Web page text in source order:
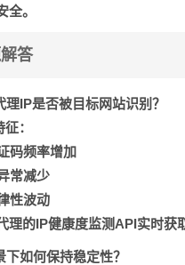
全。
答
IP是否被目标网站识别？
：
码频率增加
常减少
性波动
理的IP健康度监测API实时获
如何保持稳定性？